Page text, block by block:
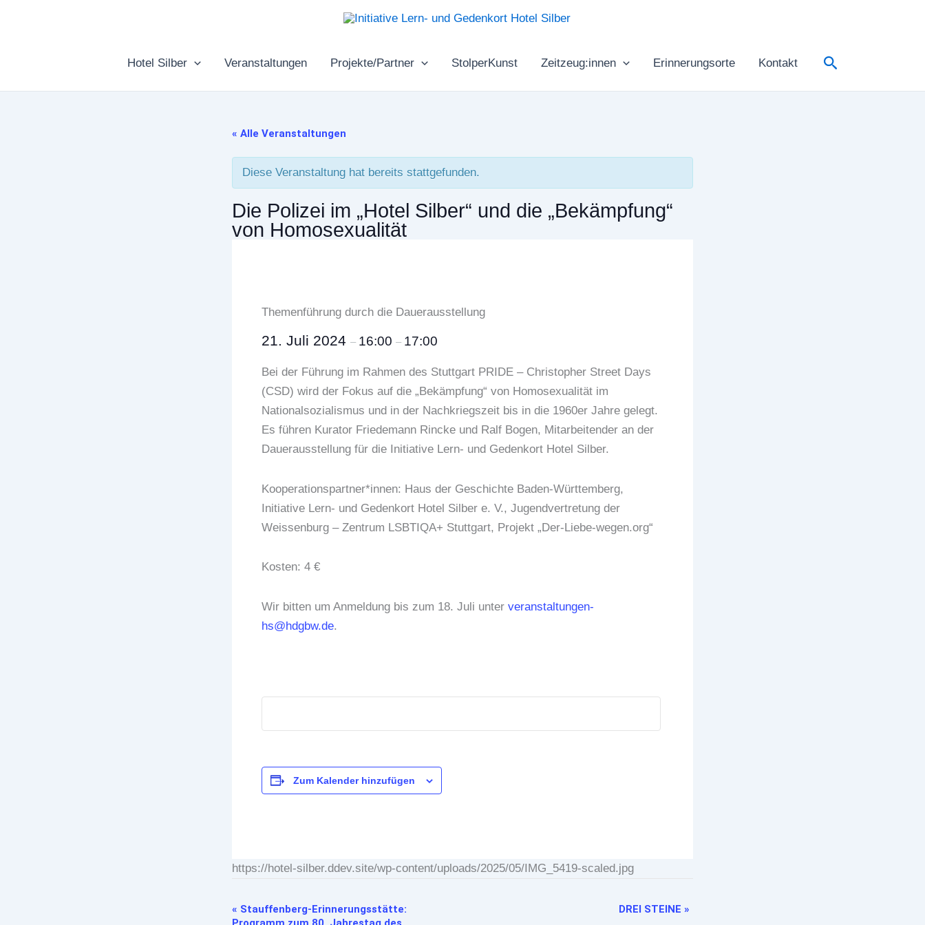
Hotel Silber
Veranstaltungen Projekte/Partner StolperKunst Zeitzeug:innen Erinnerungsorte Kontakt Suchen
« Alle Veranstaltungen
Diese Veranstaltung hat bereits stattgefunden.
Die Polizei im „Hotel Silber“ und die „Bekämpfung“
von Homosexualität
Themenführung durch die Dauerausstellung
21. Juli 2024 – 16:00 – 17:00
Bei der Führung im Rahmen des Stuttgart PRIDE – Christopher Street Days
(CSD) wird der Fokus auf die „Bekämpfung“ von Homosexualität im
Nationalsozialismus und in der Nachkriegszeit bis in die 1960er Jahre gelegt.
Es führen Kurator Friedemann Rincke und Ralf Bogen, Mitarbeitender an der
Dauerausstellung für die Initiative Lern- und Gedenkort Hotel Silber.
Kooperationspartner*innen: Haus der Geschichte Baden-Württemberg,
Initiative Lern- und Gedenkort Hotel Silber e. V., Jugendvertretung der
Weissenburg – Zentrum LSBTIQA+ Stuttgart, Projekt „Der-Liebe-wegen.org“
Kosten: 4 €
Wir bitten um Anmeldung bis zum 18. Juli unter veranstaltungen-
hs@hdgbw.de.
Zum Kalender hinzufügen
https://hotel-silber.ddev.site/wp-content/uploads/2025/05/IMG_5419-scaled.jpg
Veranstaltung-
« Stauffenberg-Erinnerungsstätte:
DREI STEINE »